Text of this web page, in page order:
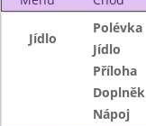
Jídlo
Polévka
Jídlo
Příloha
Doplněk
Nápoj